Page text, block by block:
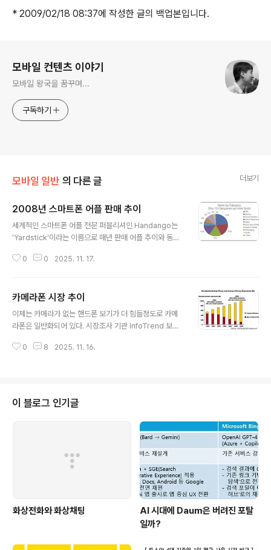
* 2009/02/18 08:37에 작성한 글의 백업본입니다.
모바일 컨텐츠 이야기
모바일 왕국을 꿈꾸며...
구독하기
모바일 일반 의 다른 글 더보기
2008년 스마트폰 어플 판매 추이
세계적인 스마트폰 어플 전문 퍼블리셔인 Handango는
'Yardstick'이라는 이름으로 매년 판매 어플 추이와 동향
발표했는데, 스마트폰에 대한 관심이 최고조에 이른 근래
10위 구성은 아래와 같다. HANDANGO'S TOP TEN -
2008 Best Sellers List (Across Platforms)1. Spb
Mobile Shell 2.1.4 (today screen plug-in) - $29.9
h3. Ringtone Megap..
0 0 2025. 11. 17.
카메라폰 시장 추이
이제는 카메라가 없는 핸드폰 보기가 더 힘들정도로 카메
라폰은 일반화되어 있다. 시장조사 기관 InfoTrend 보고
하였으나 2009년에는 전체 시장의 89%의 핸드폰이 카
은 독일 슈나이더의 인증을 받은 카메라 렌즈를 탑재하고
있는 제품으로, 어두운 곳에서도 선명한 사진 촬영이 가능
하도록 하기 위해 제논 플래시, ISO 1600 등을 지원한다.
삼성전자는 M8800 BRESSON으로 카시오는 W63CA
로 800만화소 폰카 시장에 본격적으로 뛰어들었다.이러한
화소 경쟁과 더불어 관심이 가는..
0 8 2025. 11. 16.
이 블로그 인기글
화상전화와 화상채팅
AI 시대에 Daum은 버려진 포탈
일까?